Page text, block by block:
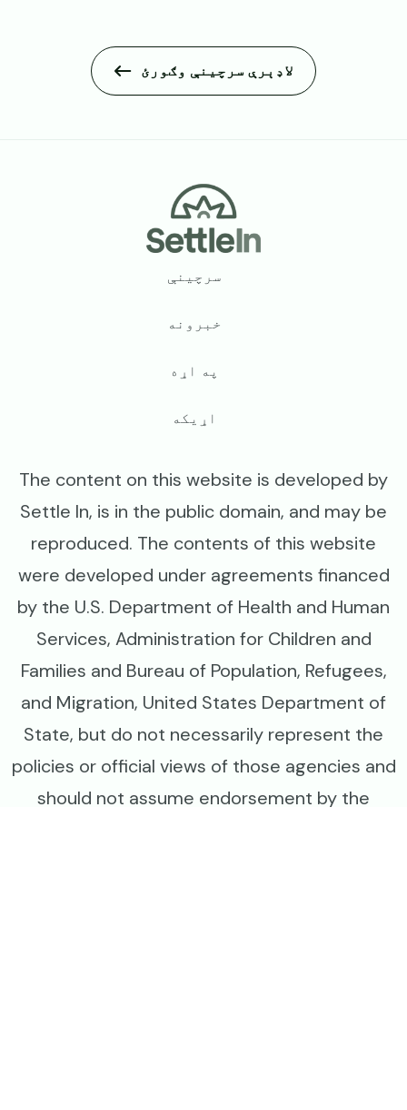
لاډېرې سرچینې وګورئ
سرچینې
خبرونه
په اړه
اړیکه
The content on this website is developed by
Settle In, is in the public domain, and may be
reproduced. The contents of this website
were developed under agreements financed
by the U.S. Department of Health and Human
Services, Administration for Children and
Families and Bureau of Population, Refugees,
and Migration, United States Department of
State, but do not necessarily represent the
policies or official views of those agencies and
should not assume endorsement by the